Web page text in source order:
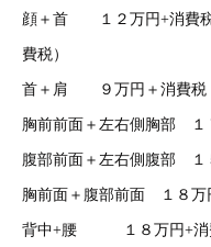
顔＋首 １２万円+消費税
費税）
首＋肩 ９万円＋消費税
胸前前面＋左右側胸部 １
腹部前面＋左右側腹部 １
胸前面＋腹部前面 １８万
背中+腰 １８万円+消